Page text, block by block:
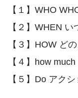
【１】WHO
【２】WHEN い
【３】HOW ど
【４】how
【５】Do アク